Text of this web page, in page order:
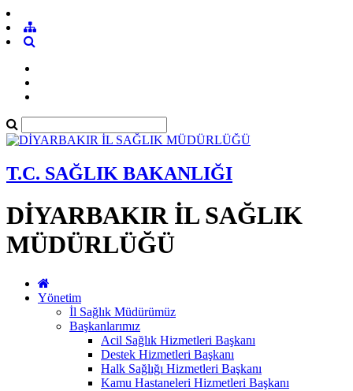
T.C. SAĞLIK BAKANLIĞI
DİYARBAKIR İL SAĞLIK
MÜDÜRLÜĞÜ
Yönetim
İl Sağlık Müdürümüz
Başkanlarımız
Acil Sağlık Hizmetleri Başkanı
Destek Hizmetleri Başkanı
Halk Sağlığı Hizmetleri Başkanı
Kamu Hastaneleri Hizmetleri Başkanı